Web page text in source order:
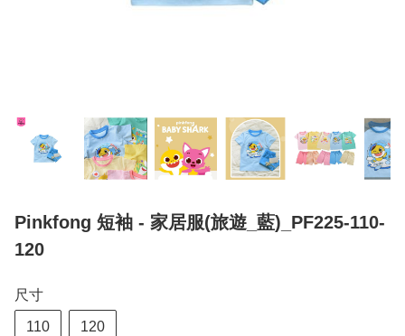
Pinkfong 短袖 - 家居服(旅遊_藍)_PF225-110-
120
尺寸
110 120